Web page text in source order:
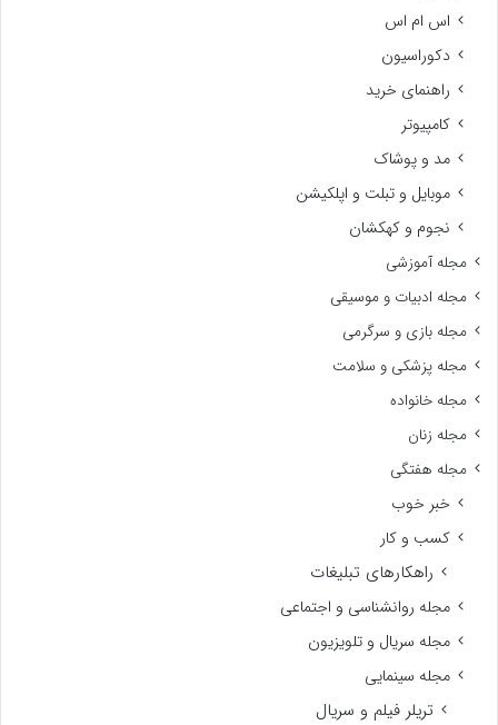
اس ام اس
دکوراسیون
راهنمای خرید
کامپیوتر
مد و پوشاک
موبایل و تبلت و اپلکیشن
نجوم و کهکشان
مجله آموزشی
مجله ادبیات و موسیقی
مجله بازی و سرگرمی
مجله پزشکی و سلامت
مجله خانواده
مجله زنان
مجله هفتگی
خبر خوب
کسب و کار
راهکارهای تبلیغات
مجله روانشناسی و اجتماعی
مجله سریال و تلویزیون
مجله سینمایی
تریلر فیلم و سریال